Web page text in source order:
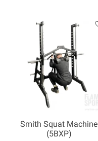
Smith Squat Machine
(5BXP)